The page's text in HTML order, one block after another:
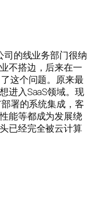
司的线业务部门很纳
不搭边，后来在一
这个问题。原来最
进入SaaS领域。现
署的系统集成，客
能等都成为发展绕
已经完全被云计算